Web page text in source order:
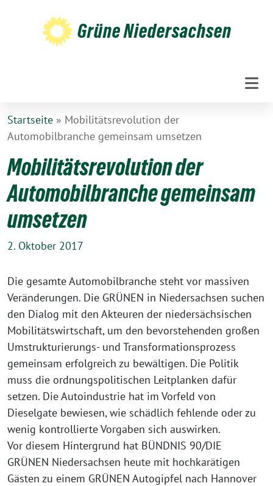
Grüne Niedersachsen
Startseite » Mobilitätsrevolution der
Automobilbranche gemeinsam umsetzen
Mobilitätsrevolution der
Automobilbranche gemeinsam
umsetzen
2. Oktober 2017
Die gesamte Automobilbranche steht vor massiven
Veränderungen. Die GRÜNEN in Niedersachsen suchen
den Dialog mit den Akteuren der niedersächsischen
Mobilitätswirtschaft, um den bevorstehenden großen
Umstrukturierungs- und Transformationsprozess
gemeinsam erfolgreich zu bewältigen. Die Politik
muss die ordnungspolitischen Leitplanken dafür
setzen. Die Autoindustrie hat im Vorfeld von
Dieselgate bewiesen, wie schädlich fehlende oder zu
wenig kontrollierte Vorgaben sich auswirken.
Vor diesem Hintergrund hat BÜNDNIS 90/DIE
GRÜNEN Niedersachsen heute mit hochkarätigen
Gästen zu einem GRÜNEN Autogipfel nach Hannover